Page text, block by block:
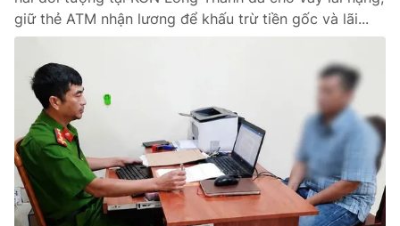
Video Shorts video
VTV Money
VTV Sức khoẻ Bất động sản
Thị trường 24h Tấm lòng Việt
giữ thẻ ATM nhận lương để khấu trừ tiền gốc và lãi...